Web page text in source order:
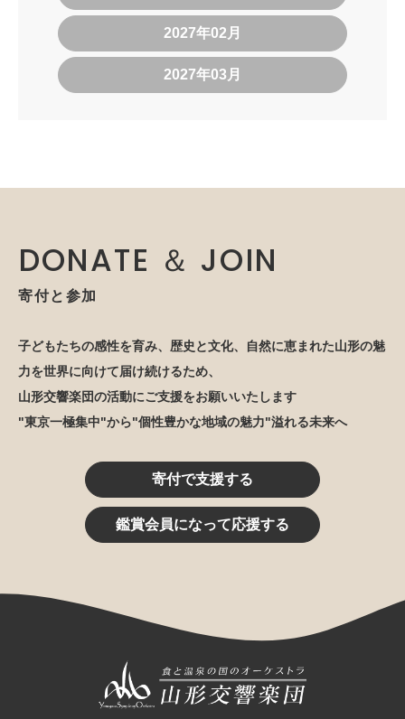
2027年02月
2027年03月
DONATE ＆ JOIN
寄付と参加
子どもたちの感性を育み、歴史と文化、自然に恵まれた山形の魅
力を世界に向けて届け続けるため、
山形交響楽団の活動にご支援をお願いいたします
"東京一極集中"から"個性豊かな地域の魅力"溢れる未来へ
寄付で支援する
鑑賞会員になって応援する